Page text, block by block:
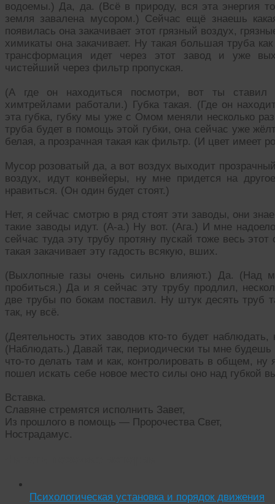
водоемы.) Да, да. (Всё в природу, вся эта энергия
земля завалена мусором.) Сейчас ещё знаешь
появилась она закачивает этот грязный воздух,
химикаты она закачивает. Ну такая большая труба
трансформация идет через этот завод и уже
чистейший через фильтр пропуская.
(А где он находиться посмотри, вот ты ставил
химтрейлами работали.) Губка такая. (Где он
эта губка, губку мы уже с Омом меняли несколько
труба будет в помощь этой губки, она сейчас уже
белая, а прозрачная такая как фильтр. (И цвет имеет
Мусор розоватый да, а вот воздух выходит
воздух, идут конвейеры, ну мне придется на
нравиться. (Он один будет стоят.)
Нет, я сейчас смотрю в ряд стоят эти заводы, они
такие заводы идут. (А-а.) Ну вот. (Ага.) И мне
сейчас туда эту трубу протяну пускай тоже весь
такая закачивает эту гадость всякую, вших.
(Выхлопные газы очень сильно влияют.) Да. (Над
пробиться.) Да и я сейчас эту трубу продлил,
две трубы по бокам поставил. Ну штук десять труб
так, ну всё.
(Деятельность этих заводов кто-то будет
(Наблюдать.) Давай так, периодически ты мне
что-то делать там и как, контролировать в общем,
пошел искать себе новое место силы оно над губкой
Вставка.
Славяне стремятся исполнить Завет,
Из прошлого в помощь — Пророчества Свет,
Нострадамус.
Психологическая установка и порядок движения